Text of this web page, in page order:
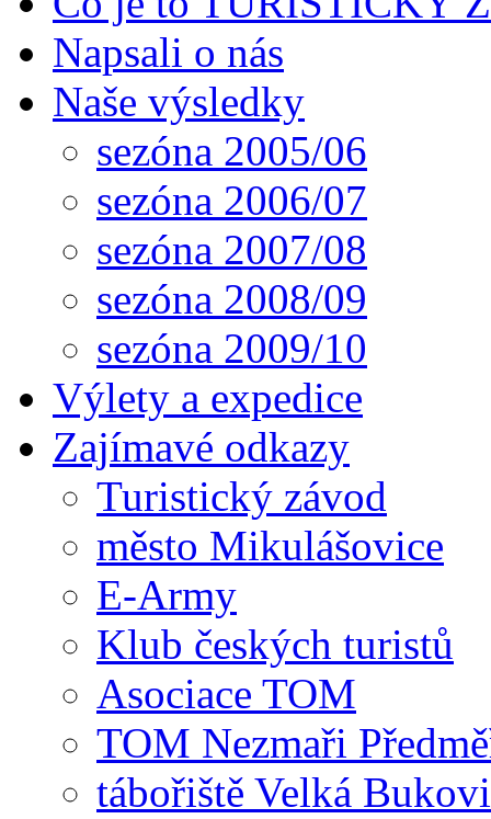
Napsali o nás
Naše výsledky
sezóna 2005/06
sezóna 2006/07
sezóna 2007/08
sezóna 2008/09
sezóna 2009/10
Výlety a expedice
Zajímavé odkazy
Turistický závod
město Mikulášovice
E-Army
Klub českých turistů
Asociace TOM
TOM Nezmaři
tábořiště Velká